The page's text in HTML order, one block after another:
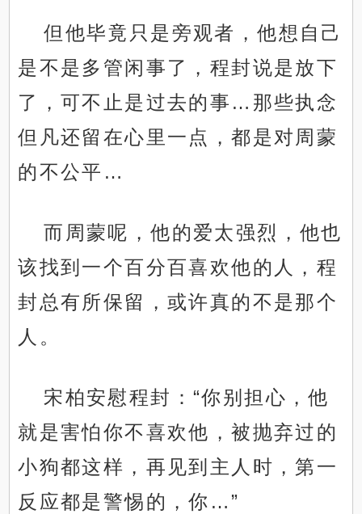
但他毕竟只是旁观者，他想自己
是不是多管闲事了，程封说是放下
了，可不止是过去的事…那些执念
但凡还留在心里一点，都是对周蒙
的不公平…
而周蒙呢，他的爱太强烈，他也
该找到一个百分百喜欢他的人，程
封总有所保留，或许真的不是那个
人。
宋柏安慰程封：“你别担心，他
就是害怕你不喜欢他，被抛弃过的
小狗都这样，再见到主人时，第一
反应都是警惕的，你…”